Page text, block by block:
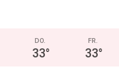
DO.
33°
FR.
33°